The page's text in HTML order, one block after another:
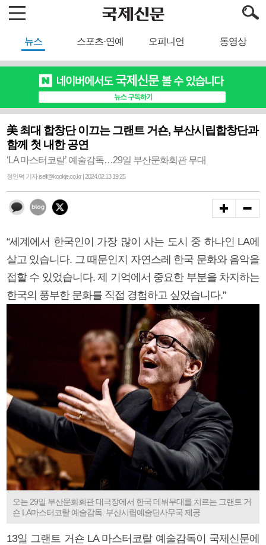
뉴스 스포츠·연예 오피니언 동영상
美 최대 합창단 이끄는 그랜트 거숀, 부산시립합창단과
함께 첫 내한 공연
‘LA 마스터코랄’ 예술감독…29일 부산문화회관 무대
정인덕 기자 iself@kookje.co.kr | 2024.02.13 19:25
“세계에서 한국인이 가장 많이 사는 도시 중 하나인 LA에
살고 있습니다. 그 때문인지 자연스레 한국 문화와 음악을
접할 수 있었습니다. 제 기억에서 중요한 부분을 차지하는
한국의 풍부한 문화를 직접 경험하고 싶었습니다.”
오는 29일 부산문화회관 대극장에서 한국 데뷔무대를 치르는 그랜트 거
숀 LA마스터코랄 예술감독. 부산시립예술단사무국 제공
13일 그랜트 거숀 LA 마스터코랄 예술감독이 국제신문에